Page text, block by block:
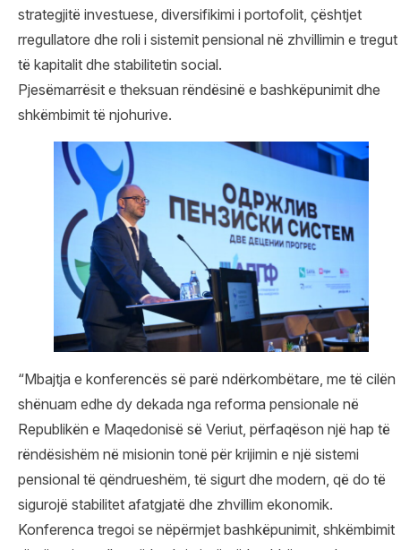
strategjitë investuese, diversifikimi i portofolit, çështjet
rregullatore dhe roli i sistemit pensional në zhvillimin e tregut
të kapitalit dhe stabilitetin social.
Pjesëmarrësit e theksuan rëndësinë e bashkëpunimit dhe
shkëmbimit të njohurive.
“Mbajtja e konferencës së parë ndërkombëtare, me të cilën
shënuam edhe dy dekada nga reforma pensionale në
Republikën e Maqedonisë së Veriut, përfaqëson një hap të
rëndësishëm në misionin tonë për krijimin e një sistemi
pensional të qëndrueshëm, të sigurt dhe modern, që do të
sigurojë stabilitet afatgjatë dhe zhvillim ekonomik.
Konferenca tregoi se nëpërmjet bashkëpunimit, shkëmbimit